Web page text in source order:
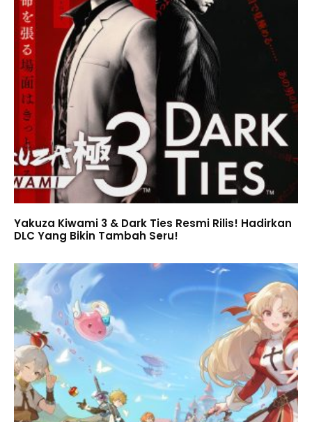
Yakuza Kiwami 3 & Dark Ties Resmi Rilis! Hadirkan
DLC Yang Bikin Tambah Seru!